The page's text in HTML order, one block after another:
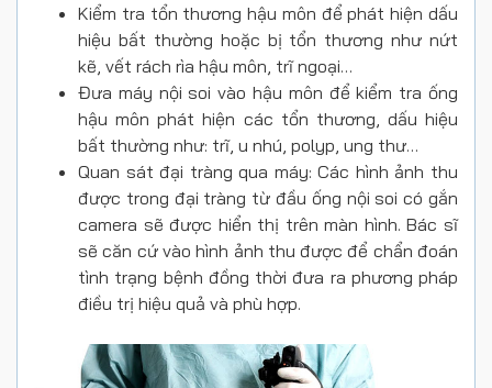
Kiểm tra tổn thương hậu môn để phát hiện dấu
hiệu bất thường hoặc bị tổn thương như nứt
kẽ, vết rách rìa hậu môn, trĩ ngoại…
Đưa máy nội soi vào hậu môn để kiểm tra ống
hậu môn phát hiện các tổn thương, dấu hiệu
bất thường như: trĩ, u nhú, polyp, ung thư…
Quan sát đại tràng qua máy: Các hình ảnh thu
được trong đại tràng từ đầu ống nội soi có gắn
camera sẽ được hiển thị trên màn hình. Bác sĩ
sẽ căn cứ vào hình ảnh thu được để chẩn đoán
tình trạng bệnh đồng thời đưa ra phương pháp
điều trị hiệu quả và phù hợp.